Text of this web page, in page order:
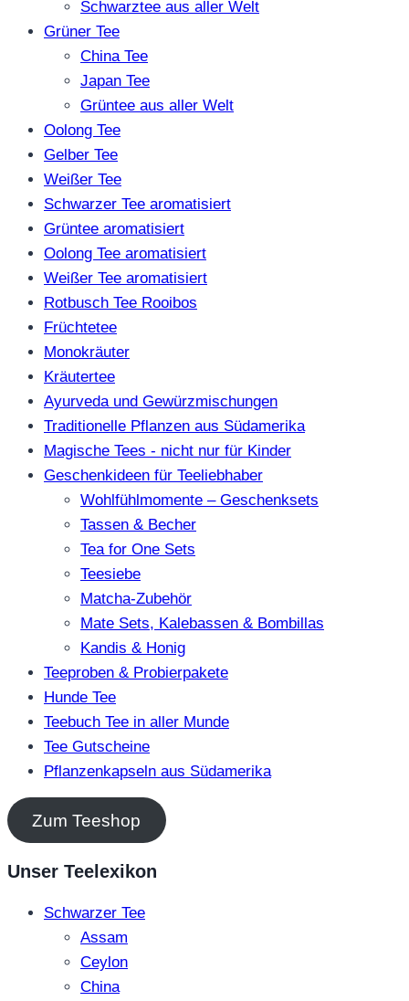
Schwarztee aus aller Welt
Grüner Tee
China Tee
Japan Tee
Grüntee aus aller Welt
Oolong Tee
Gelber Tee
Weißer Tee
Schwarzer Tee aromatisiert
Grüntee aromatisiert
Oolong Tee aromatisiert
Weißer Tee aromatisiert
Rotbusch Tee Rooibos
Früchtetee
Monokräuter
Kräutertee
Ayurveda und Gewürzmischungen
Traditionelle Pflanzen aus Südamerika
Magische Tees - nicht nur für Kinder
Geschenkideen für Teeliebhaber
Wohlfühlmomente – Geschenksets
Tassen & Becher
Tea for One Sets
Teesiebe
Matcha-Zubehör
Mate Sets, Kalebassen & Bombillas
Kandis & Honig
Teeproben & Probierpakete
Hunde Tee
Teebuch Tee in aller Munde
Tee Gutscheine
Pflanzenkapseln aus Südamerika
Zum Teeshop
Unser Teelexikon
Schwarzer Tee
Assam
Ceylon
China